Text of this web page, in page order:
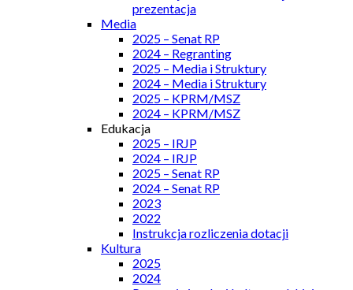
prezentacja
Media
2025 – Senat RP
2024 – Regranting
2025 – Media i Struktury
2024 – Media i Struktury
2025 – KPRM/MSZ
2024 – KPRM/MSZ
Edukacja
2025 – IRJP
2024 – IRJP
2025 – Senat RP
2024 – Senat RP
2023
2022
Instrukcja rozliczenia dotacji
Kultura
2025
2024